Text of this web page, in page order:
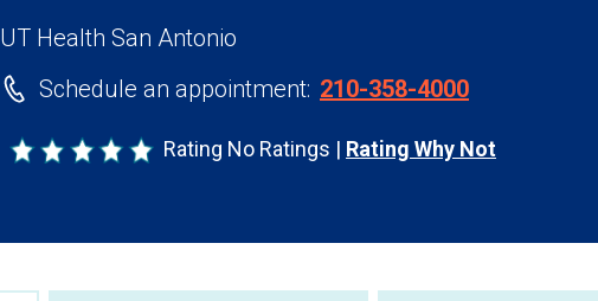
UT Health San Antonio
Schedule an appointment: 210-358-4000
Rating No Ratings Rating Why Not